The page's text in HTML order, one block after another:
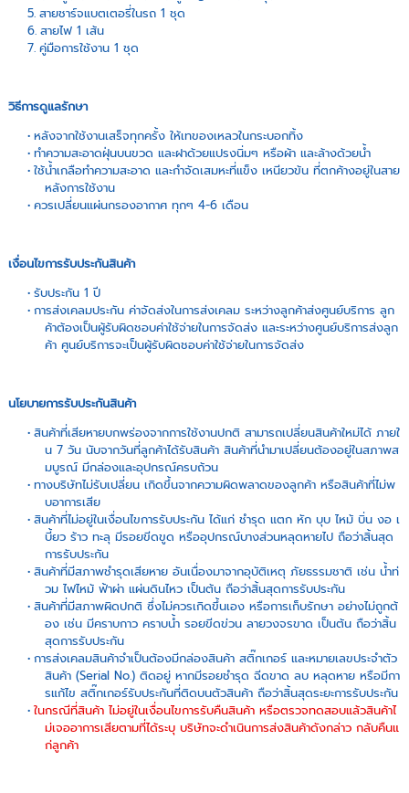
สายชาร์จแบตเตอรี่ในรถ 1 ชุด
สายไฟ 1 เส้น
คู่มือการใช้งาน 1 ชุด
วิธีการดูแลรักษา
หลังจากใช้งานเสร็จทุกครั้ง ให้เทของเหลวในกระบอกทิ้ง
ทำความสะอาดฝุ่นบนขวด และฝาด้วยแปรงนิ่มๆ หรือผ้า และล้างด้วยน้ำ
ใช้น้ำเกลือทำความสะอาด และกำจัดเสมหะที่แข็ง เหนียวข้น ที่ตกค้างอยู่ในสาย
หลังการใช้งาน
ควรเปลี่ยนแผ่นกรองอากาศ ทุกๆ 4-6 เดือน
เงื่อนไขการรับประกันสินค้า
รับประกัน 1 ปี
การส่งเคลมประกัน ค่าจัดส่งในการส่งเคลม ระหว่างลูกค้าส่งศูนย์บริการ ลูก
ค้าต้องเป็นผู้รับผิดชอบค่าใช้จ่ายในการจัดส่ง และระหว่างศูนย์บริการส่งลูก
ค้า ศูนย์บริการจะเป็นผู้รับผิดชอบค่าใช้จ่ายในการจัดส่ง
นโยบายการรับประกันสินค้า
สินค้าที่เสียหายบกพร่องจากการใช้งานปกติ สามารถเปลี่ยนสินค้าใหม่ได้ ภายใ
น 7 วัน นับจากวันที่ลูกค้าได้รับสินค้า สินค้าที่นำมาเปลี่ยนต้องอยู่ในสภาพส
มบูรณ์ มีกล่องและอุปกรณ์ครบถ้วน
ทางบริษัทไม่รับเปลี่ยน เกิดขึ้นจากความผิดพลาดของลูกค้า หรือสินค้าที่ไม่พ
บอาการเสีย
สินค้าที่ไม่อยู่ในเงื่อนไขการรับประกัน ได้แก่ ชำรุด แตก หัก บุบ ไหม้ บิ่น งอ เ
บี้ยว ร้าว ทะลุ มีรอยขีดขูด หรืออุปกรณ์บางส่วนหลุดหายไป ถือว่าสิ้นสุด
การรับประกัน
สินค้าที่มีสภาพชำรุดเสียหาย อันเนื่องมาจากอุบัติเหตุ ภัยธรรมชาติ เช่น น้ำท่
วม ไฟไหม้ ฟ้าผ่า แผ่นดินไหว เป็นต้น ถือว่าสิ้นสุดการรับประกัน
สินค้าที่มีสภาพผิดปกติ ซึ่งไม่ควรเกิดขึ้นเอง หรือการเก็บรักษา อย่างไม่ถูกต้
อง เช่น มีคราบกาว คราบน้ำ รอยขีดข่วน ลายวงจรขาด เป็นต้น ถือว่าสิ้น
สุดการรับประกัน
การส่งเคลมสินค้าจำเป็นต้องมีกล่องสินค้า สติ๊กเกอร์ และหมายเลขประจำตัว
สินค้า (Serial No.) ติดอยู่ หากมีรอยชำรุด ฉีดขาด ลบ หลุดหาย หรือมีกา
รแก้ไข สติ๊กเกอร์รับประกันที่ติดบนตัวสินค้า ถือว่าสิ้นสุดระยะการรับประกัน
ในกรณีที่สินค้า ไม่อยู่ในเงื่อนไขการรับคืนสินค้า หรือตรวจทดสอบแล้วสินค้าไ
ม่เจออาการเสียตามที่ได้ระบุ บริษัทจะดำเนินการส่งสินค้าดังกล่าว กลับคืนแ
ก่ลูกค้า